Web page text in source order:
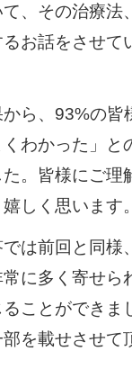
ック紹介
用情報
ップで電話が繋
金／9:00〜16:30
、その治療法
お話をさせて
ら、93%の皆
くわかった」と
。皆様にご理
しく思います。
は前回と同様
に多く寄せら
ことができま
を載せさせて